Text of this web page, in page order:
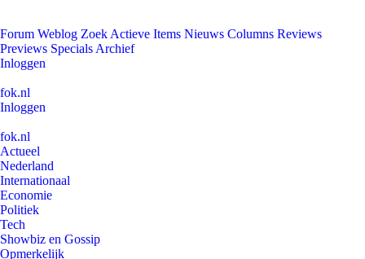
Forum Weblog Zoek Actieve Items Nieuws Columns Reviews
Previews Specials Archief
Inloggen
fok.nl
Inloggen
fok.nl
Actueel
Nederland
Internationaal
Economie
Politiek
Tech
Showbiz en Gossip
Opmerkelijk